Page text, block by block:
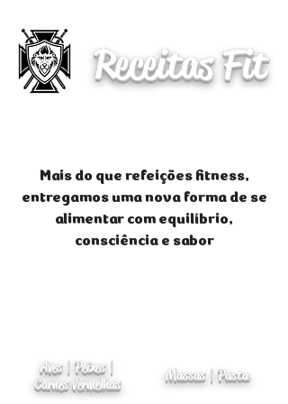
Receitas Fit
Mais do que refeições fitness,
entregamos uma nova forma de se
alimentar com equilíbrio,
consciência e sabor
Aves | Peixes |
Carnes Vermelhas
Massas | Pasta